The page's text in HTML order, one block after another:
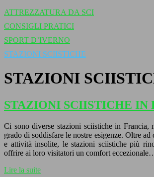
ATTREZZATURA DA SCI
CONSIGLI PRATICI
SPORT D’IVERNO
STAZIONI SCIISTICHE
STAZIONI
STAZIONI SCIISTICHE IN
Ci sono diverse stazioni sciistiche in Francia,
grado di soddisfare le nostre esigenze. Oltre
e attività insolite, le stazioni sciistiche più
offrire ai loro visitatori un comfort
Lire la suite